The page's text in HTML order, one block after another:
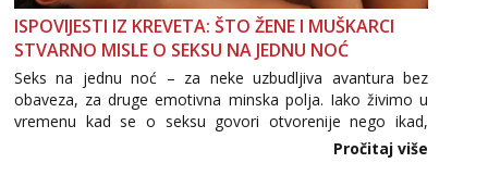
ISPOVIJESTI IZ KREVETA: ŠTO ŽENE I MUŠKARCI
STVARNO MISLE O SEKSU NA JEDNU NOĆ
Seks na jednu noć – za neke uzbudljiva avantura bez
obaveza, za druge emotivna minska polja. Iako živimo u
vremenu kad se o seksu govori otvorenije nego ikad,
tema „jedne noći strasti“ i dalje izaziva burne rasprave. Što
Pročitaj više